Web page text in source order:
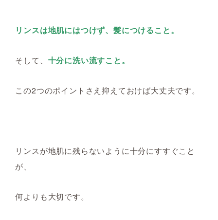
リンスは地肌にはつけず、髪につけること。
そして、 十分に洗い流すこと。
この2つのポイントさえ抑えておけば大丈夫です。
リンスが地肌に残らないように十分にすすぐこと
が、
何よりも大切です。